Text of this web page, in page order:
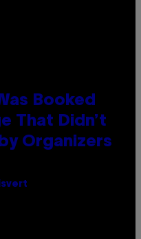
Booked
That Didn’t
Organizers